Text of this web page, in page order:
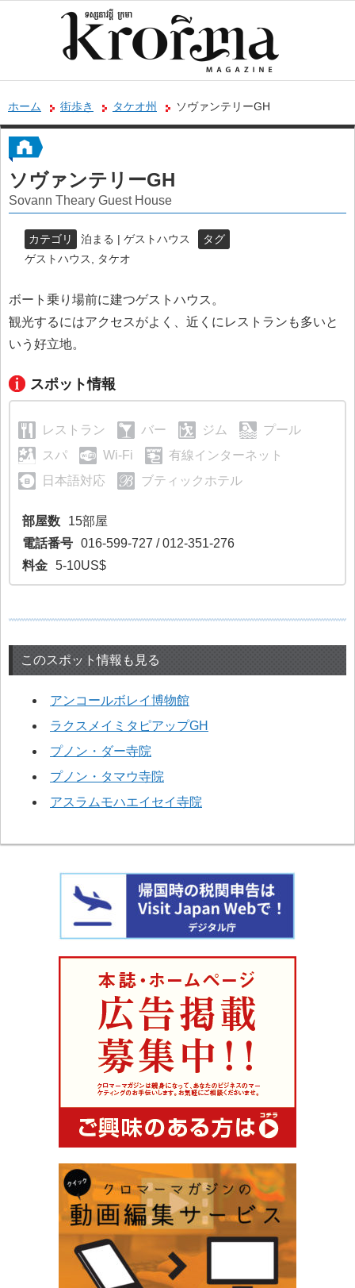
ホーム 街歩き タケオ州 ソヴァンテリーGH
ソヴァンテリーGH
Sovann Theary Guest House
カテゴリ 泊まる | ゲストハウス
タグ
ゲストハウス
タケオ
ボート乗り場前に建つゲストハウス。
観光するにはアクセスがよく、近くにレストランも多いと
いう好立地。
スポット情報
レストラン バー ジム
プール
スパ
Wi-Fi
有線インターネット
日本語対応
ブティックホテル
部屋数
15部屋
電話番号 016-599-727 / 012-351-276
料金 5-10US$
このスポット情報も見る
アンコールボレイ博物館
ラクスメイミタピアップGH
プノン・ダー寺院
プノン・タマウ寺院
アスラムモハエイセイ寺院